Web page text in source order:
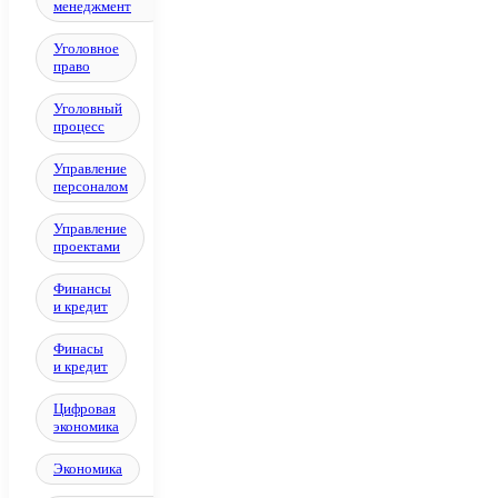
менеджмент
Уголовное
право
Уголовный
процесс
Управление
персоналом
Управление
проектами
Финансы
и кредит
Финасы
и кредит
Цифровая
экономика
Экономика